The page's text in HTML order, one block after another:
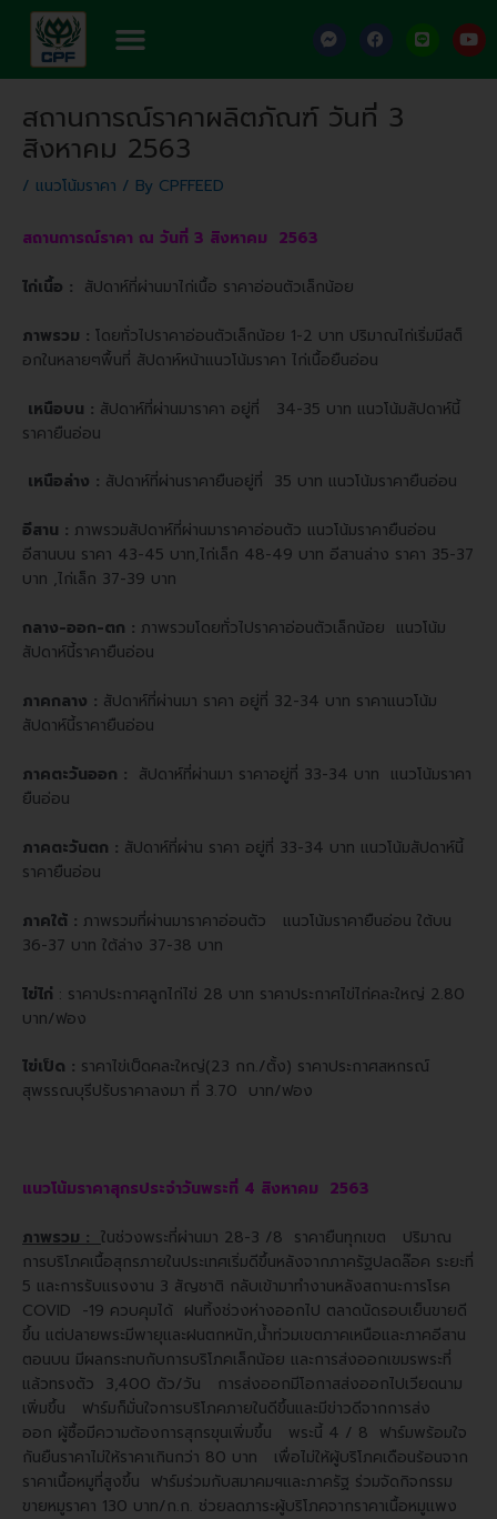
content
Menu F
a
e
o
o
g
e
F
a
e
b
o
o
L
i
e
Y
o
u
t
สถานการณ์ราคาผลิตภัณฑ์ วันที่ 3
สิงหาคม 2563
/ แนวโน้มราคา / By CPFFEED
สถานการณ์ราคา ณ วันที่ 3 สิงหาคม 2563
ไก่เนื้อ : สัปดาห์ที่ผ่านมาไก่เนื้อ ราคาอ่อนตัวเล็กน้อย
ภาพรวม : โดยทั่วไปราคาอ่อนตัวเล็กน้อย 1-2 บาท ปริมาณไก่เริ่มมีสต็
อกในหลายๆพื้นที่ สัปดาห์หน้าแนวโน้มราคา ไก่เนื้อยืนอ่อน
เหนือบน : สัปดาห์ที่ผ่านมาราคา อยู่ที่ 34-35 บาท แนวโน้มสัปดาห์นี้
ราคายืนอ่อน
เหนือล่าง : สัปดาห์ที่ผ่านราคายืนอยู่ที่ 35 บาท แนวโน้มราคายืนอ่อน
อีสาน : ภาพรวมสัปดาห์ที่ผ่านมาราคาอ่อนตัว แนวโน้มราคายืนอ่อน
อีสานบน ราคา 43-45 บาท,ไก่เล็ก 48-49 บาท อีสานล่าง ราคา 35-37
บาท ,ไก่เล็ก 37-39 บาท
กลาง-ออก-ตก : ภาพรวมโดยทั่วไปราคาอ่อนตัวเล็กน้อย แนวโน้ม
สัปดาห์นี้ราคายืนอ่อน
ภาคกลาง : สัปดาห์ที่ผ่านมา ราคา อยู่ที่ 32-34 บาท ราคาแนวโน้ม
สัปดาห์นี้ราคายืนอ่อน
ภาคตะวันออก : สัปดาห์ที่ผ่านมา ราคาอยู่ที่ 33-34 บาท แนวโน้มราคา
ยืนอ่อน
ภาคตะวันตก : สัปดาห์ที่ผ่าน ราคา อยู่ที่ 33-34 บาท แนวโน้มสัปดาห์นี้
ราคายืนอ่อน
ภาคใต้ : ภาพรวมที่ผ่านมาราคาอ่อนตัว แนวโน้มราคายืนอ่อน ใต้บน
36-37 บาท ใต้ล่าง 37-38 บาท
ไข่ไก่ : ราคาประกาศลูกไก่ไข่ 28 บาท ราคาประกาศไข่ไก่คละใหญ่ 2.80
บาท/ฟอง
ไข่เป็ด : ราคาไข่เป็ดคละใหญ่(23 กก./ตั้ง) ราคาประกาศสหกรณ์
สุพรรณบุรีปรับราคาลงมา ที่ 3.70 บาท/ฟอง
แนวโน้มราคาสุกรประจำวันพระที่ 4 สิงหาคม 2563
ภาพรวม : ในช่วงพระที่ผ่านมา 28-3 /8 ราคายืนทุกเขต ปริมาณ
การบริโภคเนื้อสุกรภายในประเทศเริ่มดีขึ้นหลังจากภาครัฐปลดล๊อค ระยะที่
5 และการรับแรงงาน 3 สัญชาติ กลับเข้ามาทำงานหลังสถานะการโรค
COVID -19 ควบคุมได้ ฝนทิ้งช่วงห่างออกไป ตลาดนัดรอบเย็นขายดี
ขึ้น แต่ปลายพระมีพายุและฝนตกหนัก,น้ำท่วมเขตภาคเหนือและภาคอีสาน
ตอนบน มีผลกระทบกับการบริโภคเล็กน้อย และการส่งออกเขมรพระที่
แล้วทรงตัว 3,400 ตัว/วัน การส่งออกมีโอกาสส่งออกไปเวียดนาม
เพิ่มขึ้น ฟาร์มก็มั่นใจการบริโภคภายในดีขึ้นและมีข่าวดีจากการส่ง
ออก ผู้ซื้อมีความต้องการสุกรขุนเพิ่มขึ้น พระนี้ 4 / 8 ฟาร์มพร้อมใจ
กันยืนราคาไม่ให้ราคาเกินกว่า 80 บาท เพื่อไม่ให้ผู้บริโภคเดือนร้อนจาก
ราคาเนื้อหมูที่สูงขึ้น ฟาร์มร่วมกับสมาคมฯและภาครัฐ ร่วมจัดกิจกรรม
ขายหมูราคา 130 บาท/ก.ก. ช่วยลดภาระผู้บริโภคจากราคาเนื้อหมูแพง
navigation